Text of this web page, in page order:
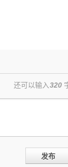
还可以输入320
发布